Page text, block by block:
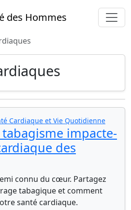
des Hommes
Cardiaque et Vie Quotidienne
impacte-
des
connu du cœur. Partagez
tabagique et comment
santé cardiaque.